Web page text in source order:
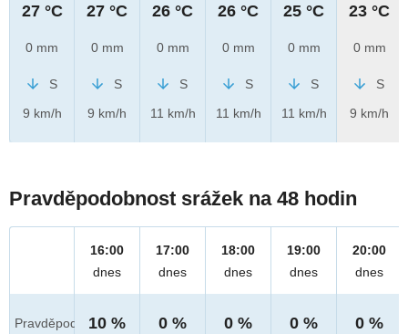
27 °C
0 mm
S
9 km/h
27 °C
0 mm
S
9 km/h
26 °C
0 mm
S
11 km/h
26 °C
0 mm
S
11 km/h
25 °C
0 mm
S
11 km/h
23 °C
0 mm
S
9 km/h
Pravděpodobnost srážek na 48 hodin
Pravděpod.
16:00
dnes
10 %
17:00
dnes
0 %
18:00
dnes
0 %
19:00
dnes
0 %
20:00
dnes
0 %